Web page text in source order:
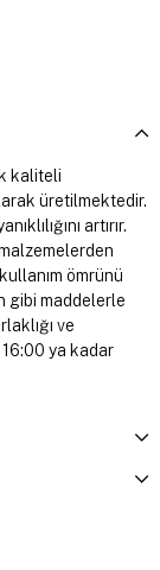
kaliteli
üretilmektedir.
artırır.
ömrünü
gibi maddelerle
ve
ya kadar